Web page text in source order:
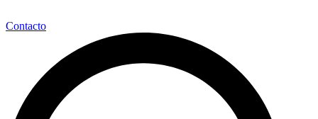
Contacto